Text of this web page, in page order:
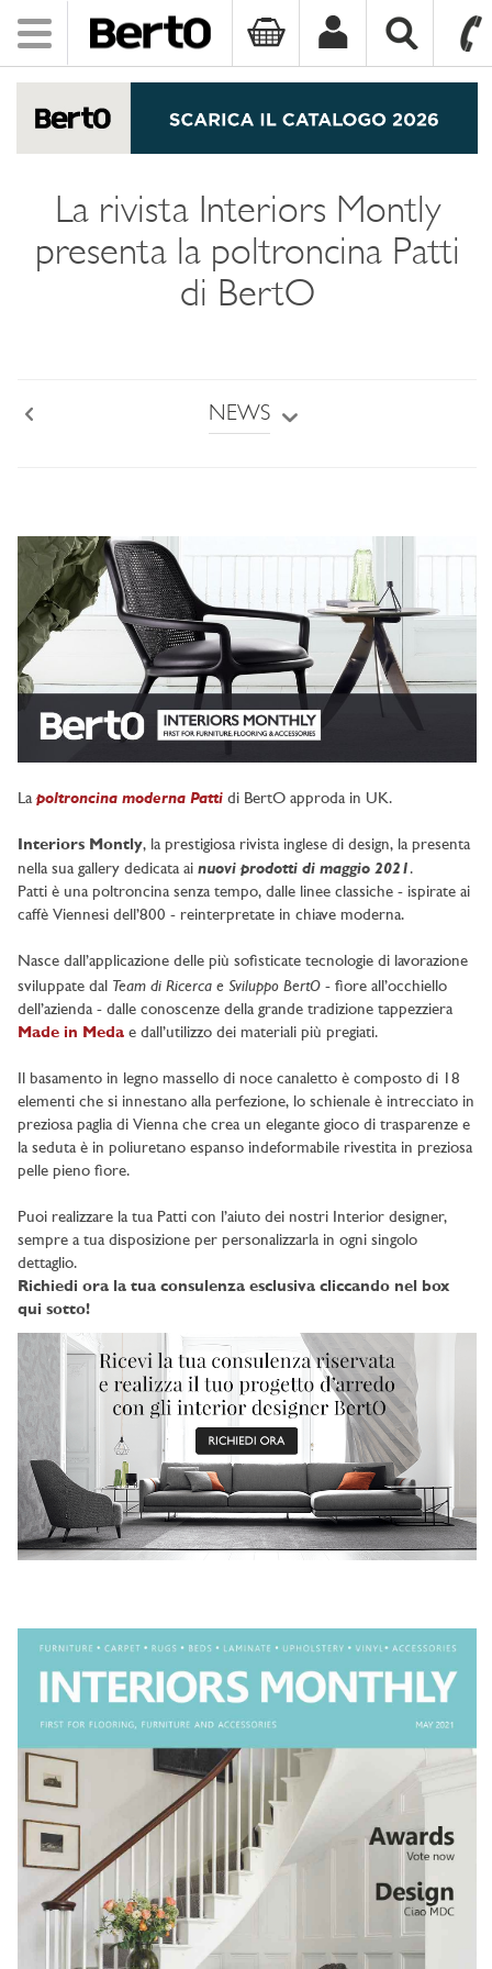
Toggle
navigation
La rivista Interiors Montly
presenta la poltroncina Patti
di BertO
NEWS
Lapoltroncina moderna Patti di BertO approda in UK.
Interiors Montly, la prestigiosa rivista inglese di design, la presenta
nella sua gallery dedicata ai nuovi prodotti di maggio 2021 .
Patti è una poltroncina senza tempo, dalle linee classiche - ispirate ai
caffè Viennesi dell’800 - reinterpretate in chiave moderna.
Nasce dall’applicazione delle più sofisticate tecnologie di lavorazione
sviluppate dal Team di Ricerca e Sviluppo BertO - fiore all’occhiello
dell’azienda - dalle conoscenze della grande tradizione tappezziera
Made in Meda e dall’utilizzo dei materiali più pregiati.
Il basamento in legno massello di noce canaletto è composto di 18
elementi che si innestano alla perfezione, lo schienale è intrecciato in
preziosa paglia di Vienna che crea un elegante gioco di trasparenze e
la seduta è in poliuretano espanso indeformabile rivestita in preziosa
pelle pieno fiore.
Puoi realizzare la tua Patti con l’aiuto dei nostri Interior designer,
sempre a tua disposizione per personalizzarla in ogni singolo
dettaglio.
Richiedi ora la tua consulenza esclusiva cliccando nel box
qui sotto!